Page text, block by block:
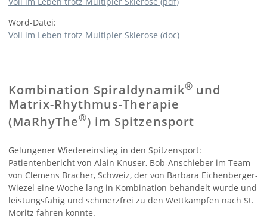
Word-Datei:
Voll im Leben trotz Multipler Sklerose (doc)
Kombination Spiraldynamik® und
Matrix-Rhythmus-Therapie
(MaRhyThe®) im Spitzensport
Gelungener Wiedereinstieg in den Spitzensport:
Patientenbericht von Alain Knuser, Bob-Anschieber im Team
von Clemens Bracher, Schweiz, der von Barbara Eichenberger-
Wiezel eine Woche lang in Kombination behandelt wurde und
leistungsfähig und schmerzfrei zu den Wettkämpfen nach St.
Moritz fahren konnte.